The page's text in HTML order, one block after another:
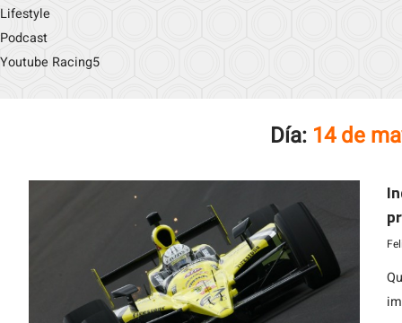
Lifestyle
Podcast
Youtube Racing5
Día: 14 de